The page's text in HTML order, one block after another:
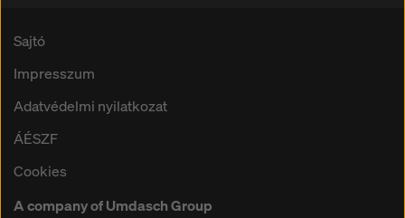
Sajtó
Impresszum
Adatvédelmi nyilatkozat
ÁÉSZF
Cookies
A company of Umdasch Group